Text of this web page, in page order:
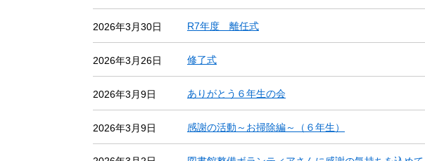
2026年3月30日 R7年度 離任式
2026年3月26日 修了式
2026年3月9日 ありがとう６年生の会
2026年3月9日 感謝の活動～お掃除編～（６年生）